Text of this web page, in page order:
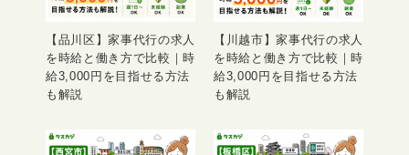
【品川区】家事代行の求人
を時給と働き方で比較｜時
給3,000円を目指せる方法
も解説
【川越市】家事代行の求人
を時給と働き方で比較｜時
給3,000円を目指せる方法
も解説